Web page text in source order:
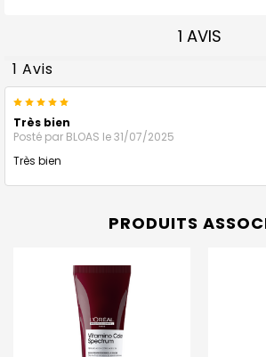
1 AVIS
1 Avis
5
Très bien
Posté par BLOAS le 31/07/2025
Très bien
PRODUITS